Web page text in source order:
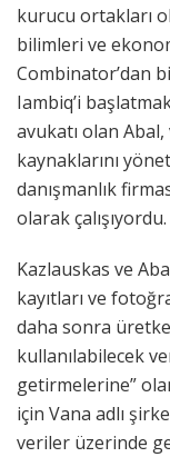
kurucu ortakları
bilimleri ve
Combinator’dan
Iambiq’i
avukatı olan
kaynaklarını
danışmanlık
olarak çalışıyordu.
Kazlauskas ve
kayıtları ve
daha sonra
kullanılabilecek
getirmelerine”
için Vana adlı
veriler üzerinde